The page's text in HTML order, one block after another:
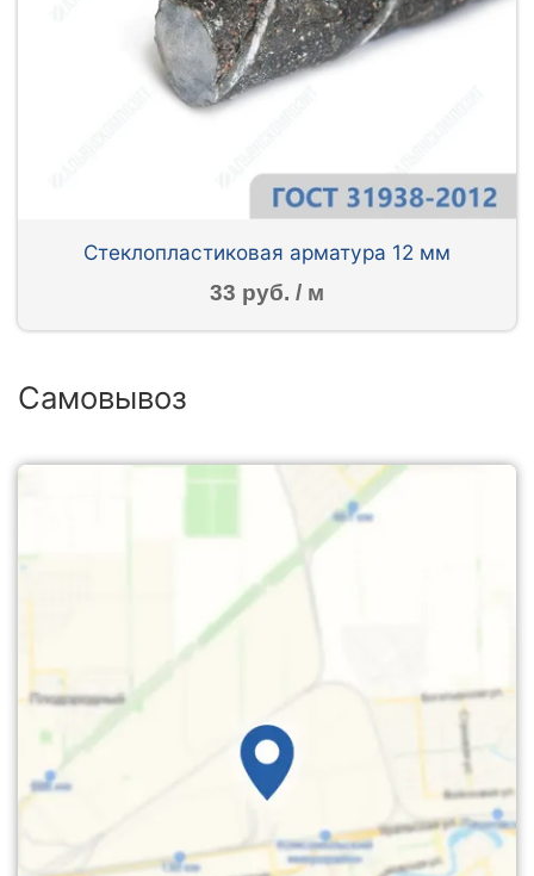
Стеклопластиковая арматура 12 мм
33 руб. / м
Самовывоз